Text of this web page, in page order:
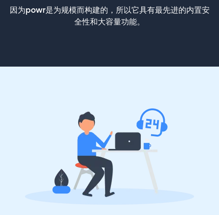
因为powr是为规模而构建的，所以它具有最先进的内置安
全性和大容量功能。